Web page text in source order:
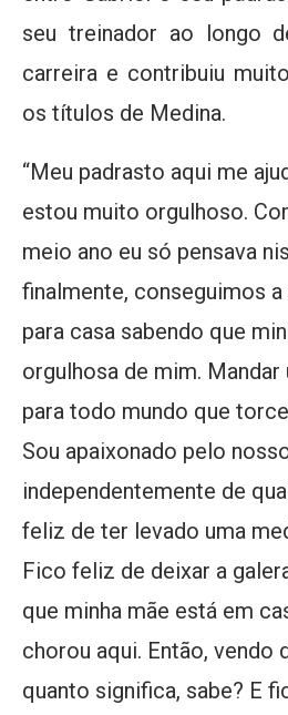
seu treinador ao longo
carreira e contribuiu
os títulos de Medina.
“Meu padrasto aqui me
estou muito orgulhoso.
meio ano eu só pensava
finalmente, conseguimos
para casa sabendo que
orgulhosa de mim.
para todo mundo que
Sou apaixonado pelo
independentemente de
feliz de ter levado uma
Fico feliz de deixar a
que minha mãe está em
chorou aqui. Então, vendo
quanto significa, sabe? E